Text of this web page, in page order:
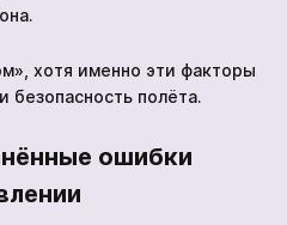
хотя именно эти факторы
безопасность полёта.
ошибки